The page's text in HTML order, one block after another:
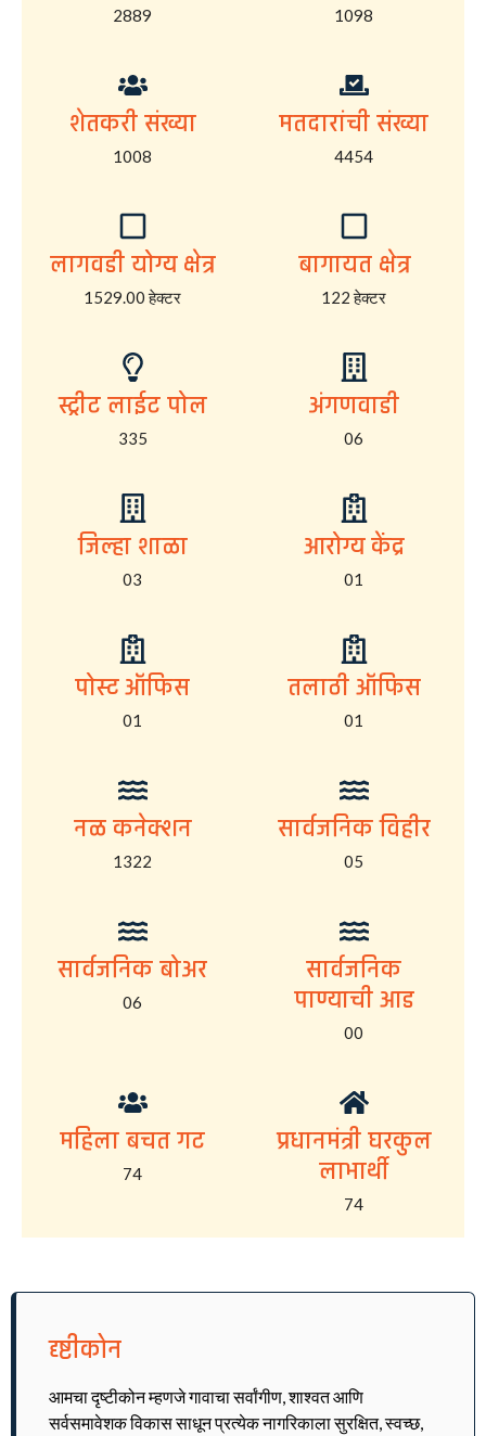
2889 1098
शेतकरी संख्या
1008
मतदारांची संख्या
4454
लागवडी योग्य क्षेत्र
1529.00 हेक्टर
बागायत क्षेत्र
122 हेक्टर
स्ट्रीट लाईट पोल
335
अंगणवाडी
06
जिल्हा शाळा
03
आरोग्य केंद्र
01
पोस्ट ऑफिस
01
तलाठी ऑफिस
01
नळ कनेक्शन
1322
सार्वजनिक विहीर
05
सार्वजनिक बोअर
06
सार्वजनिक
पाण्याची आड
00
महिला बचत गट
74
प्रधानमंत्री घरकुल
लाभार्थी
74
दृष्टीकोन
आमचा दृष्टीकोन म्हणजे गावाचा सर्वांगीण, शाश्वत आणि
सर्वसमावेशक विकास साधून प्रत्येक नागरिकाला सुरक्षित, स्वच्छ,